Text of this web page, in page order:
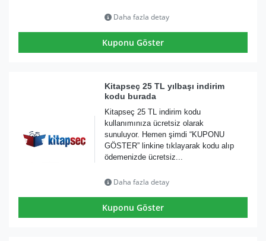
Daha fazla detay
Kuponu Göster
Kitapseç 25 TL yılbaşı indirim
kodu burada
Kitapseç 25 TL indirim kodu
kullanımınıza ücretsiz olarak
sunuluyor. Hemen şimdi “KUPONU
GÖSTER” linkine tıklayarak kodu alıp
ödemenizde ücretsiz...
Daha fazla detay
Kuponu Göster